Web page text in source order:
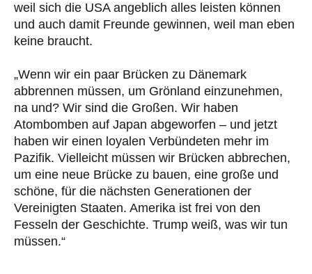
weil sich die USA angeblich alles leisten können
und auch damit Freunde gewinnen, weil man eben
keine braucht.
„Wenn wir ein paar Brücken zu Dänemark
abbrennen müssen, um Grönland einzunehmen,
na und? Wir sind die Großen. Wir haben
Atombomben auf Japan abgeworfen – und jetzt
haben wir einen loyalen Verbündeten mehr im
Pazifik. Vielleicht müssen wir Brücken abbrechen,
um eine neue Brücke zu bauen, eine große und
schöne, für die nächsten Generationen der
Vereinigten Staaten. Amerika ist frei von den
Fesseln der Geschichte. Trump weiß, was wir tun
müssen.“